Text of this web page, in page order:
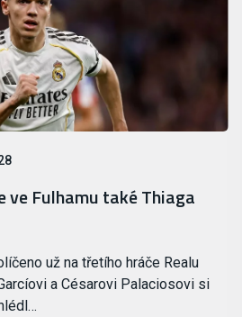
ve Fulhamu také Thiaga
už na třetího hráče Realu
a Césarovi Palaciosovi si